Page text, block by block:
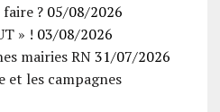
faire ? 05/08/2026
» ! 03/08/2026
mairies RN 31/07/2026
et les campagnes